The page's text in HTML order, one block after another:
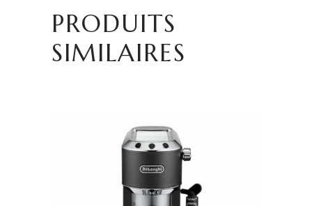
PRODUITS
SIMILAIRES